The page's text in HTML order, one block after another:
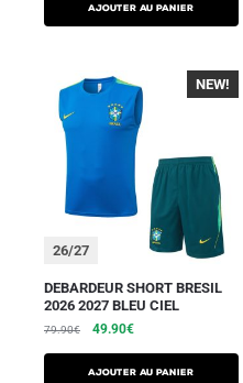
AJOUTER AU PANIER
26/27
NEW!
DEBARDEUR SHORT BRESIL
2026 2027 BLEU CIEL
79.90€ 49.90€
AJOUTER AU PANIER